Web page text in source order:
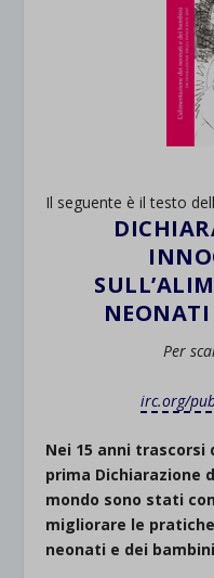
Il seguente è il testo
Per
irc.org/
Nei 15 anni trascorsi
prima Dichiarazione
mondo sono stati
migliorare le
neonati e dei